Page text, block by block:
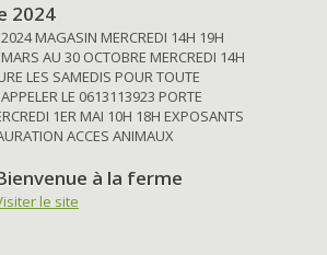
2024
MAGASIN MERCREDI 14H 19H
AU 30 OCTOBRE MERCREDI 14H
LES SAMEDIS POUR TOUTE
LE 0613113923 PORTE
1ER MAI 10H 18H EXPOSANTS
ACCES ANIMAUX
à la ferme
le site